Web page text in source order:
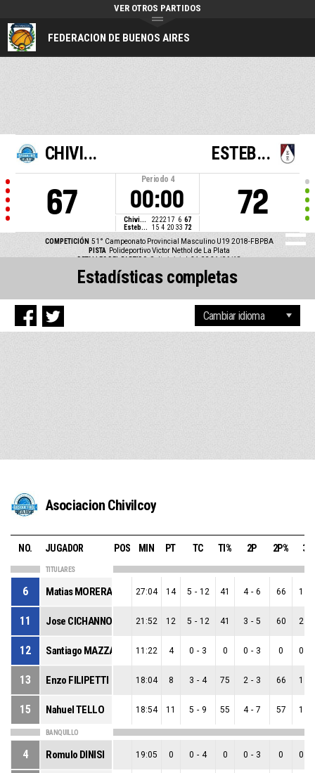
FEDERACION DE BUENOS AIRES
VER OTROS PARTIDOS
CHIVI...
67
Periodo 4
00:00
Chivi... 2222 17 6 67
Esteb...
15 4 20 33 72
ESTEB...
72
COMPETICIÓN 51° Campeonato Provincial Masculino U19 2018-FBPBA
PISTA
Polideportivo Victor Nethol de La Plata
DETALLES DEL PARTIDO Salto inicial: 21:00 21/06/18
Estadísticas completas
Asociacion Chivilcoy
NO. JUGADOR POS MIN PT TC TI% 2P 2P% 3P
TITULARES
6 Matias MORERA 27:04 14 5 - 12 41 4 - 6 66 1
11 Jose CICHANNOWSKI 21:52 12 5 - 12 41 3 - 5 60 2
12 Santiago MAZZA 11:22 4 0 - 3 0 0 - 3 0 0
13 Enzo FILIPETTI 18:04 8 3 - 4 75 2 - 3 66 1
15 Nahuel TELLO 18:54 11 5 - 9 55 4 - 7 57 1
BANQUILLO
4 Romulo DINISI 19:05 0 0 - 4 0 0 - 3 0 0